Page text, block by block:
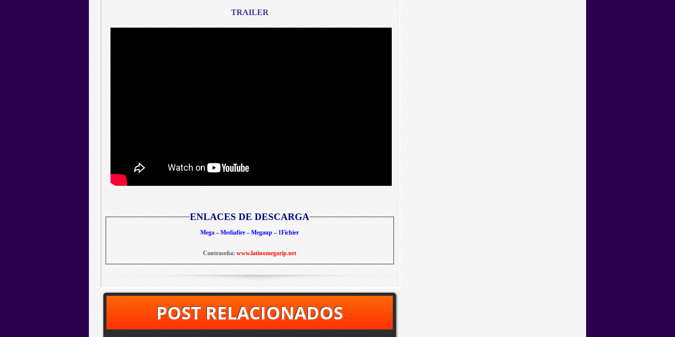
TRAILER
ENLACES DE DESCARGA
Mega – Mediafire – Megaup – 1Fichier
Contraseña: www.latinomegarip.net
POST RELACIONADOS